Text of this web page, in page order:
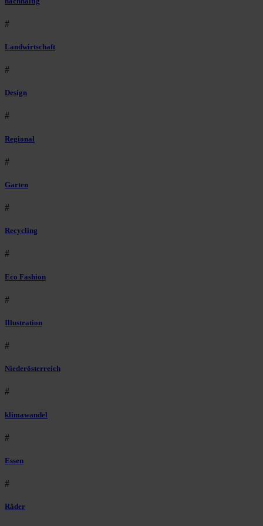
#
Landwirtschaft
#
Design
#
Regional
#
Garten
#
Recycling
#
Eco Fashion
#
Illustration
#
Niederösterreich
#
klimawandel
#
Essen
#
Räder